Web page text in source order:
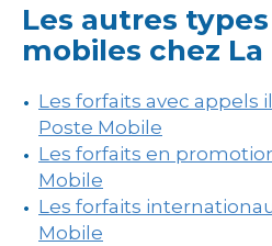
Les autres
mobiles chez
Les forfaits avec appels
Poste Mobile
Les forfaits en
Mobile
Les forfaits
Mobile